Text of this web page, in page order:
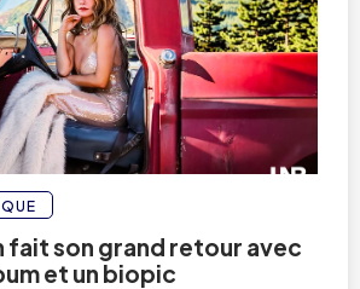
fait son grand retour avec
et un biopic